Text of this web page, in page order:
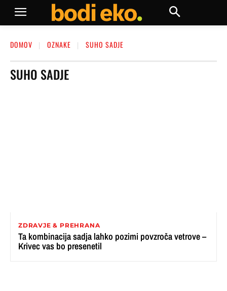
DOMOV OZNAKE SUHO SADJE
SUHO SADJE
ZDRAVJE & PREHRANA
Ta kombinacija sadja lahko pozimi povzroča vetrove –
Krivec vas bo presenetil